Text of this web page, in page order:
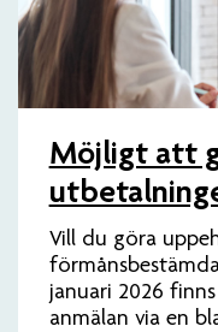
Möjligt att
Vill du göra
januari 2026
anmälan via en